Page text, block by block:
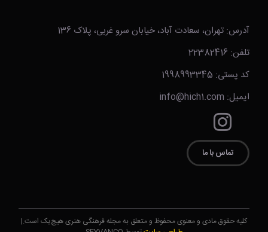
آدرس: تهران، سعادت آباد، خیابان سرو غربی، پلاک 136
تلفن: 22382416
کد پستی: 1998993345
ایمیل: info@hich1.com
تماس با ما
کلیه حقوق مادی و معنوی محفوظ و متعلق به مجله فرهنگی هنری هیچ‌یک است.|